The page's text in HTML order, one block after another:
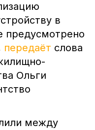
в
предусмотрено
передаёт слова
Ольги
между